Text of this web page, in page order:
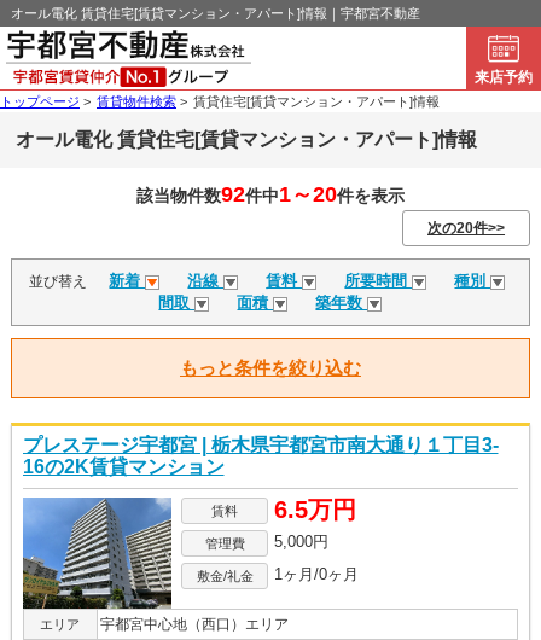
オール電化 賃貸住宅[賃貸マンション・アパート]情報｜宇都宮不動産
来店予約
トップページ > 賃貸物件検索 > 賃貸住宅[賃貸マンション・アパート]情報
オール電化 賃貸住宅[賃貸マンション・アパート]情報
該当物件数92件中1～20件を表示
次の20件>>
並び替え 新着 沿線 賃料 所要時間
種別
間取
面積 築年数
もっと条件を絞り込む
プレステージ宇都宮 | 栃木県宇都宮市南大通り１丁目3-
16の2K賃貸マンション
賃料 6.5万円
管理費 5,000円
敷金/礼金 1ヶ月/0ヶ月
エリア 宇都宮中心地（西口）エリア